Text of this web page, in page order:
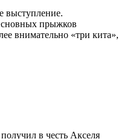
выступление.
прыжков
внимательно «три кита»,
в честь Акселя